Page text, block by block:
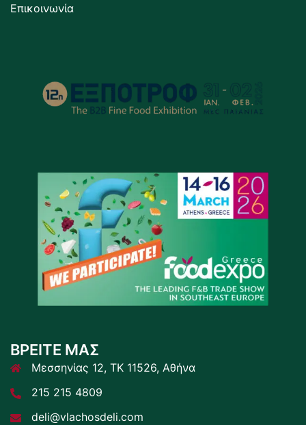
Επικοινωνία
ΒΡΕΙΤΕ ΜΑΣ
Μεσσηνίας 12, ΤΚ 11526, Αθήνα
215 215 4809
deli@vlachosdeli.com